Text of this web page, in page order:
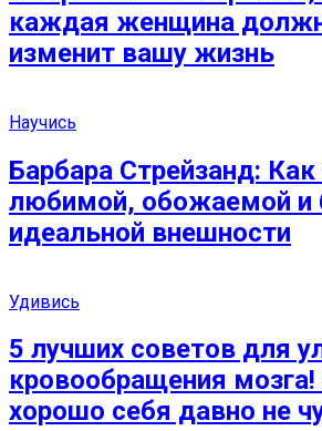
каждая женщина
изменит вашу жизнь
Научись
Барбара Стрейзанд:
любимой, обожаемой и
идеальной внешности
Удивись
5 лучших советов для
кровообращения мозга!
хорошо себя давно не